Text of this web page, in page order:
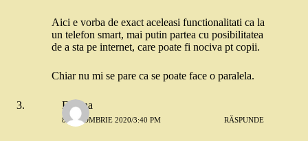
Aici e vorba de exact aceleasi functionalitati ca la
un telefon smart, mai putin partea cu posibilitatea
de a sta pe internet, care poate fi nociva pt copii.
Chiar nu mi se pare ca se poate face o paralela.
Florina
8 OCTOMBRIE 2020/3:40 PM RĂSPUNDE